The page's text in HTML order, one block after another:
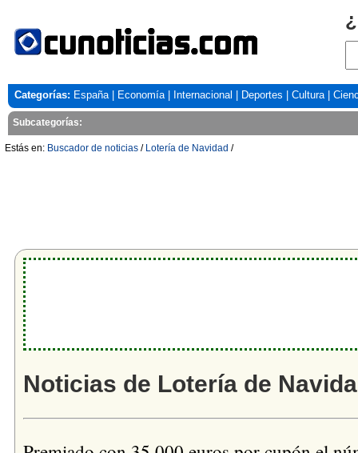
Categorías: España| Economía| Internacional Deportes Cultura|
Subcategorías:
Estás en: Buscador de noticias / Lotería de Navidad /
Noticias de Lotería de